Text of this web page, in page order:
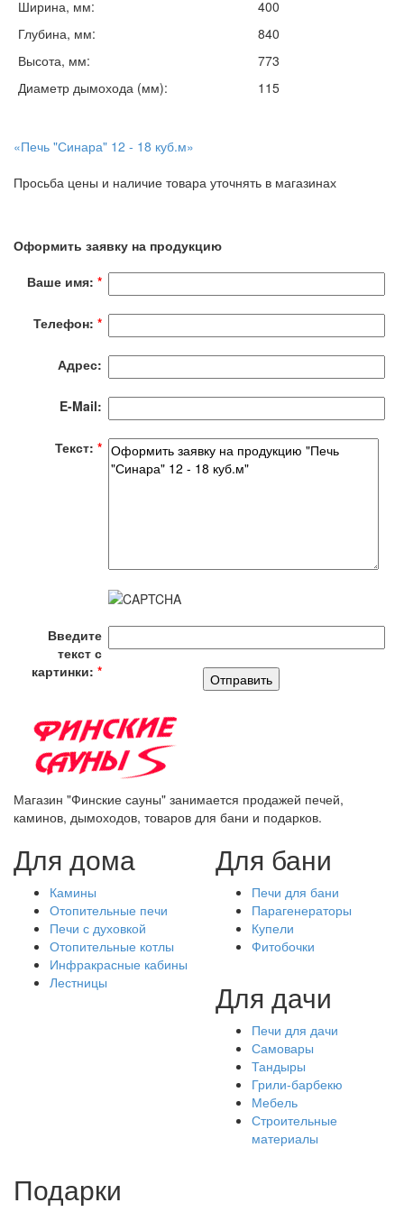
Ширина, мм:
400
Глубина, мм:
840
Высота, мм:
773
Диаметр дымохода (мм):
115
«Печь "Синара" 12 - 18 куб.м»
Просьба цены и наличие товара уточнять в магазинах
Оформить заявку на продукцию
Ваше имя: *
Телефон: *
Адрес:
E-Mail:
Текст: *
Введите
текст с
картинки: *
Магазин "Финские сауны" занимается продажей печей,
каминов, дымоходов, товаров для бани и подарков.
Для дома
Камины
Отопительные печи
Печи с духовкой
Отопительные котлы
Инфракрасные кабины
Лестницы
Для бани
Печи для бани
Парагенераторы
Купели
Фитобочки
Для дачи
Печи для дачи
Самовары
Тандыры
Грили-барбекю
Мебель
Строительные
материалы
Подарки